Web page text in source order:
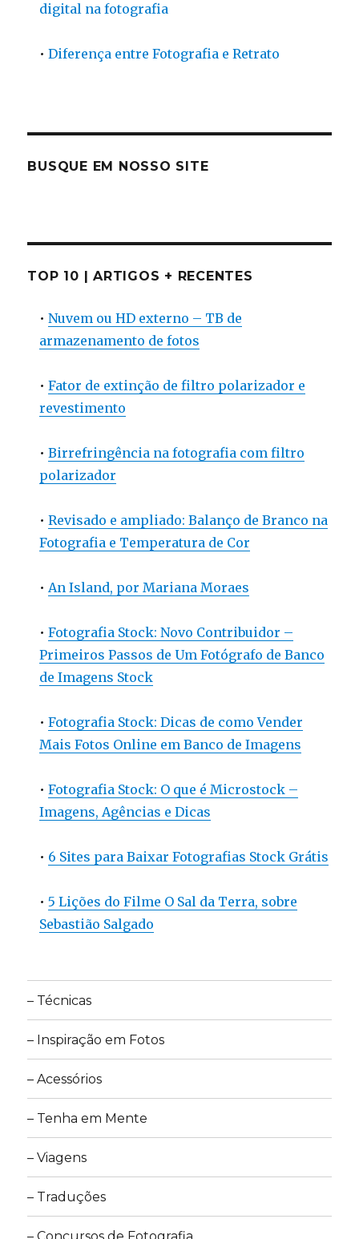
digital na fotografia
•Diferença entre Fotografia e Retrato
BUSQUE EM NOSSO SITE
TOP 10 | ARTIGOS + RECENTES
•Nuvem ou HD externo – TB de
armazenamento de fotos
•Fator de extinção de filtro polarizador e
revestimento
•Birrefringência na fotografia com filtro
polarizador
•Revisado e ampliado: Balanço de Branco na
Fotografia e Temperatura de Cor
•An Island, por Mariana Moraes
•Fotografia Stock: Novo Contribuidor –
Primeiros Passos de Um Fotógrafo de Banco
de Imagens Stock
•Fotografia Stock: Dicas de como Vender
Mais Fotos Online em Banco de Imagens
•Fotografia Stock: O que é Microstock –
Imagens, Agências e Dicas
• 6 Sites para Baixar Fotografias Stock Grátis
•5 Lições do Filme O Sal da Terra, sobre
Sebastião Salgado
– Técnicas
– Inspiração em Fotos
– Acessórios
– Tenha em Mente
– Viagens
– Traduções
– Concursos de Fotografia